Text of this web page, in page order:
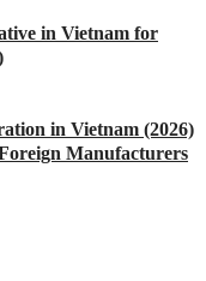
in Vietnam for
in Vietnam (2026)
Manufacturers